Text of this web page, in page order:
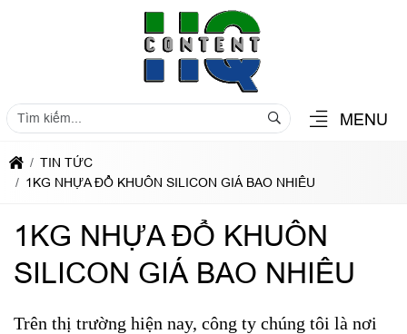
MENU
TIN TỨC
1KG NHỰA ĐỔ KHUÔN SILICON GIÁ BAO NHIÊU
1KG NHỰA ĐỔ KHUÔN
SILICON GIÁ BAO NHIÊU
Trên thị trường hiện nay, công ty chúng tôi là nơi